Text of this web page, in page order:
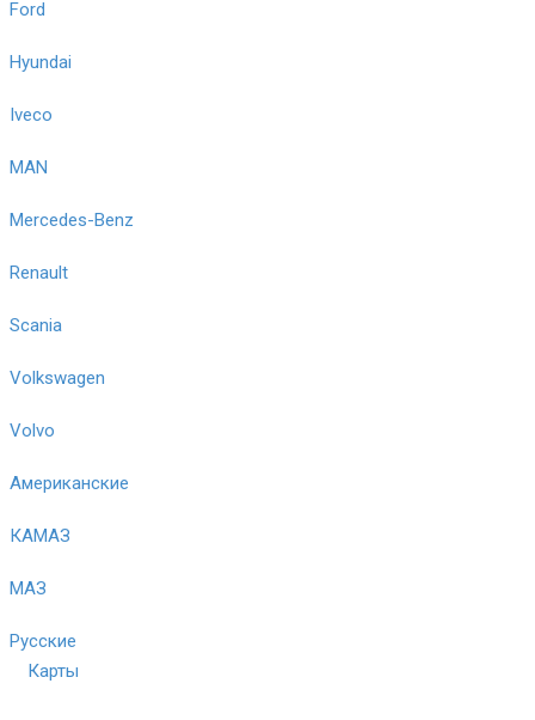
Ford
Hyundai
Iveco
MAN
Mercedes-Benz
Renault
Scania
Volkswagen
Volvo
Американские
КАМАЗ
МАЗ
Русские
Карты